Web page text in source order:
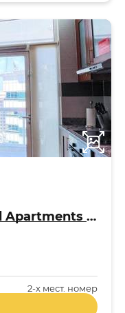
Flora Creek Deluxe Hotel Apartments Apart 4*
2-x мест. номер